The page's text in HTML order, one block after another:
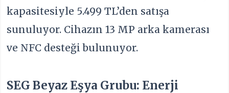
kapasitesiyle 5.499 TL’den satışa
sunuluyor. Cihazın 13 MP arka kamerası
ve NFC desteği bulunuyor.
SEG Beyaz Eşya Grubu: Enerji